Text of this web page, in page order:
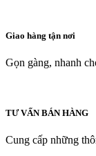
Giao hàng tận nơi
Gọn gàng, nhanh
TƯ VẤN BÁN HÀNG
Cung cấp những